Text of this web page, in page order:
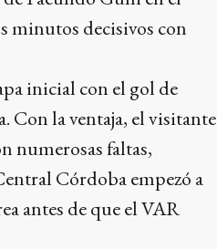
minutos decisivos con
inicial con el gol de
Con la ventaja, el visitante
numerosas faltas,
Córdoba empezó a
antes de que el VAR